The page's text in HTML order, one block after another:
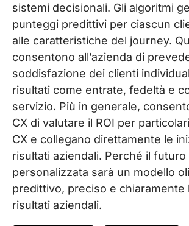
sistemi decisionali. Gli algoritmi
punteggi predittivi per ciascun
alle caratteristiche del journey.
consentono all’azienda di
soddisfazione dei clienti
risultati come entrate, fedeltà e
servizio. Più in generale,
CX di valutare il ROI per
CX e collegano direttamente le
risultati aziendali. Perché il futuro
personalizzata sarà un modello
predittivo, preciso e chiaramente
risultati aziendali.